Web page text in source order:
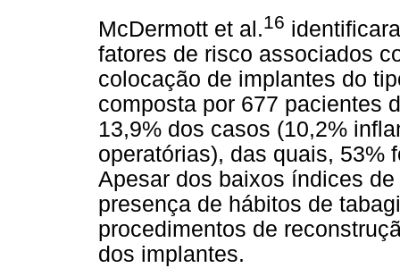
McDermott et al.16
fatores de risco associados
colocação de implantes do
composta por 677 pacientes
13,9% dos casos (10,2%
operatórias), das quais, 53%
Apesar dos baixos índices
presença de hábitos de
procedimentos de
dos implantes.